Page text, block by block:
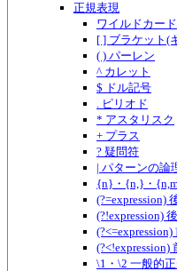
正規表現
ワイルドカー
[ ] ブラケット(
( ) パーレン
^ カレット
$ ドル記号
. ピリオド
* アスタリスク
+ プラス
? 疑問符
| パターンの論
{n}・{n,}・
(?=expression)
(?!expression)
(?<!expression)
\1・\2 一般的